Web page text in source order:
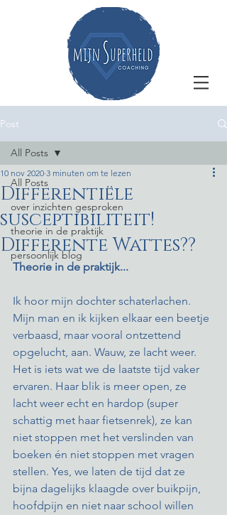
Post
All Posts
over inzichten gesproken
theorie in de praktijk
persoonlijk blog
All Posts
Differentiële
susceptibiliteit!
Differente Wattes??
10 nov 2020 3 minuten om te lezen
Theorie in de praktijk...
Ik hoor mijn dochter schaterlachen.
Mijn man en ik kijken elkaar een beetje
verbaasd, maar vooral ontzettend
opgelucht, aan. Wauw, ze lacht weer.
Het is iets wat we de laatste tijd vaker
ervaren. Haar blik is meer open, ze
lacht weer echt en hardop (super
schattig met haar fietsenrek), ze kan
niet stoppen met het verslinden van
boeken én niet stoppen met vragen
stellen. Yes, we laten de tijd dat ze
bijna dagelijks klaagde over buikpijn,
hoofdpijn en niet naar school willen